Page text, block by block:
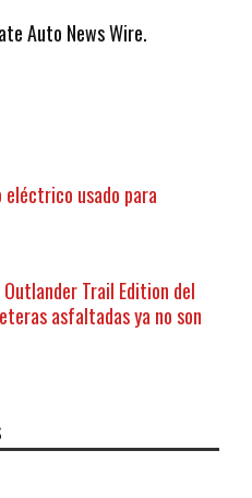
Auto News Wire.
usado para
Trail Edition del
asfaltadas ya no son